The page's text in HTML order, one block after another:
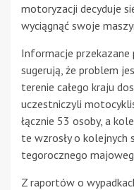
motoryzacji decyduje
wyciągnąć swoje
Informacje
sugerują, że problem
terenie całego kraju
uczestniczyli
łącznie 53 osoby, a
te wzrosły o kolejnych
tegorocznego
Z raportów o